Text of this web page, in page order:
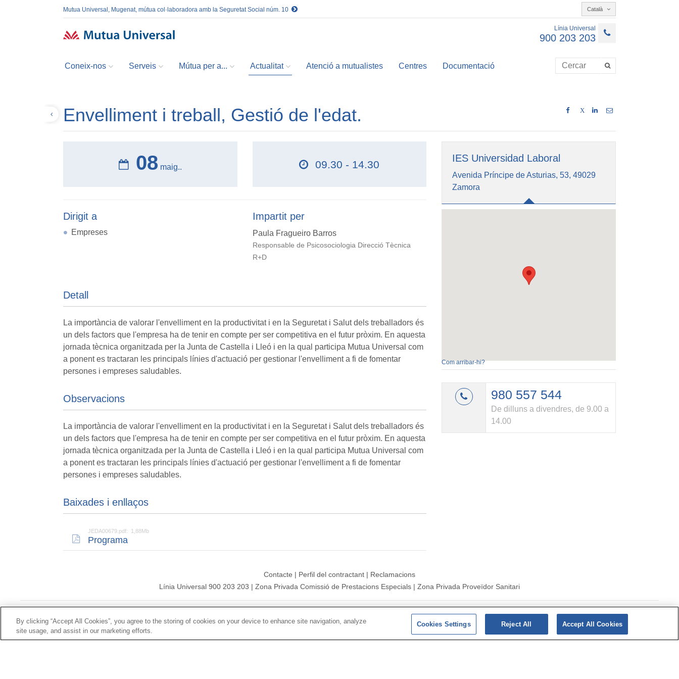
Mutua Universal, Mugenat, mútua col·laboradora amb la Seguretat Social núm. 10 Català
Línia Universal
900 203 203
Coneix-nos Serveis Mútua per a... Actualitat Atenció a mutualistes Centres Documentació
X
Envelliment i treball, Gestió de l'edat.
08 maig.. 09.30 - 14.30
Dirigit a
Empreses
Impartit per
Paula Fragueiro Barros
Responsable de Psicosociologia Direcció Tècnica
R+D
Detall
La importància de valorar l'envelliment en la productivitat i en la Seguretat i Salut dels treballadors és
un dels factors que l'empresa ha de tenir en compte per ser competitiva en el futur pròxim. En aquesta
jornada tècnica organitzada per la Junta de Castella i Lleó i en la qual participa Mutua Universal com
a ponent es tractaran les principals línies d'actuació per gestionar l'envelliment a fi de fomentar
persones i empreses saludables.
Observacions
La importància de valorar l'envelliment en la productivitat i en la Seguretat i Salut dels treballadors és
un dels factors que l'empresa ha de tenir en compte per ser competitiva en el futur pròxim. En aquesta
jornada tècnica organitzada per la Junta de Castella i Lleó i en la qual participa Mutua Universal com
a ponent es tractaran les principals línies d'actuació per gestionar l'envelliment a fi de fomentar
persones i empreses saludables.
Baixades i enllaços
JEDA00679.pdf: 1,88Mb
Programa
IES Universidad Laboral
Avenida Príncipe de Asturias, 53, 49029
Zamora
Com arribar-hi?
980 557 544
De dilluns a divendres, de 9.00 a
14.00
Contacte | Perfil del contractant | Reclamacions
Línia Universal 900 203 203 | Zona Privada Comissió de Prestacions Especials | Zona Privada Proveïdor Sanitari
Política de Protecció de Dades | Política de cookies
Segueix-nos a:
By clicking “Accept All Cookies”, you agree to the storing of cookies on your device to enhance site navigation, analyze
site usage, and assist in our marketing efforts.
Cookies Settings Reject All Accept All Cookies